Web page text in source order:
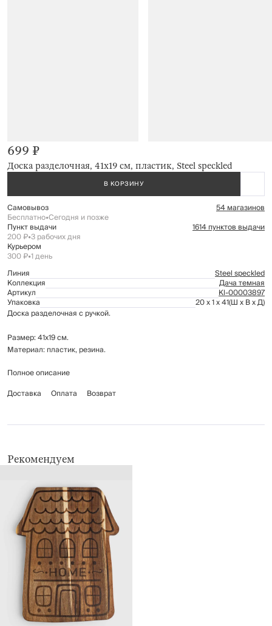
Доска разделочная, 41х19 см, пластик, Steel speckled
699 ₽
В КОРЗИНУ
Самовывоз 54 магазинов
Бесплатно•Сегодня и позже
Пункт выдачи 1614 пунктов выдачи
200 ₽•3 рабочих дня
Курьером
300 ₽•1 день
Линия
Steel speckled
Коллекция Дача темная
Артикул Kl-00003897
Упаковка 20 x 1 x 41(Ш x В x Д)
Доска разделочная с ручкой.
Размер: 41х19 см.
Материал: пластик, резина.
Рекомендуется мыть вручную с применением мягких моющих средств.
губки. Можно мыть в посудомоечной машине.
Полное описание
Доставка
Оплата Возврат
Рекомендуем